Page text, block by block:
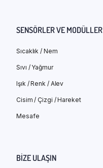
SENSÖRLER VE MODÜLLER
Sıcaklık / Nem
Sıvı / Yağmur
Işık / Renk / Alev
Cisim / Çizgi / Hareket
Mesafe
BIZE ULAŞIN